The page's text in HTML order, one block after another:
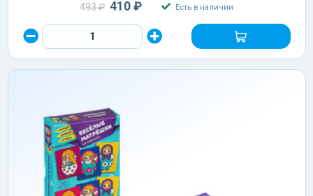
493 ₽ 410 ₽ Есть в наличии